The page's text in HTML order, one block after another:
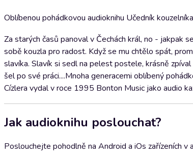
Oblíbenou pohádkovou audioknihu Učedník
Za starých časů panoval v Čechách král, no - jakpak
sobě kouzla pro radost. Když se mu chtělo spát,
slavíka. Slavík si sedl na pelest postele, krásně
šel po své práci....Mnoha generacemi oblíbený
Cízlera vydal v roce 1995 Bonton Music jako audio
Jak audioknihu poslouchat?
Poslouchejte pohodlně na Android a iOs zařízeních v